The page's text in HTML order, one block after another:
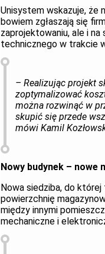
Unisystem wskazuje, że
bowiem zgłaszają się
zaprojektowaniu, ale i
technicznego w trakcie
– Realizując projekt
zoptymalizować
można rozwinąć w
skupić się przede
mówi Kamil
Nowy budynek – nowe
Nowa siedziba, do
powierzchnię
między innymi
mechaniczne i